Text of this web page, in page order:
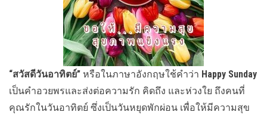
“สวัสดีวันอาทิตย์” หรือในภาษาอังกฤษใช้คำว่า Happy Sunday
เป็นคำอวยพรและส่งต่อความรัก คิดถึง และห่วงใย ถึงคนที่
คุณรักในวันอาทิตย์ ซึ่งเป็นวันหยุดพักผ่อน เพื่อให้มีความสุข